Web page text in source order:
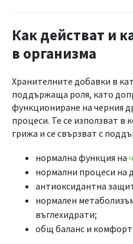
Как действат и
в организма
Хранителните добавки в
поддържаща роля, като
функциониране на черния
процеси. Те се използват в
грижа и се свързват с
нормална функция на
нормални процеси на
антиоксидантна
нормален
въглехидрати;
общ баланс и комфорт